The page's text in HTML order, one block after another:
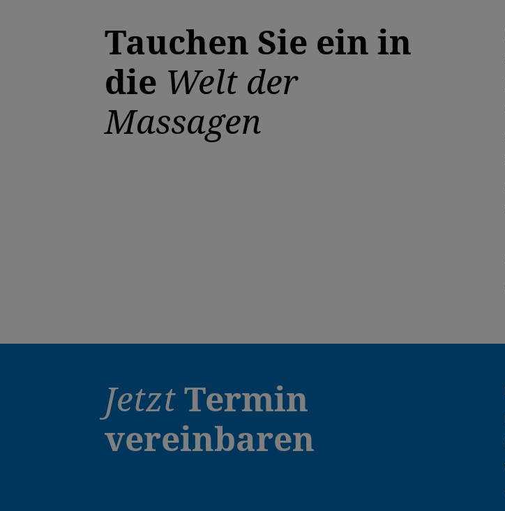
Tauchen Sie ein in
die Welt der
Massagen
JetztTermin
vereinbaren